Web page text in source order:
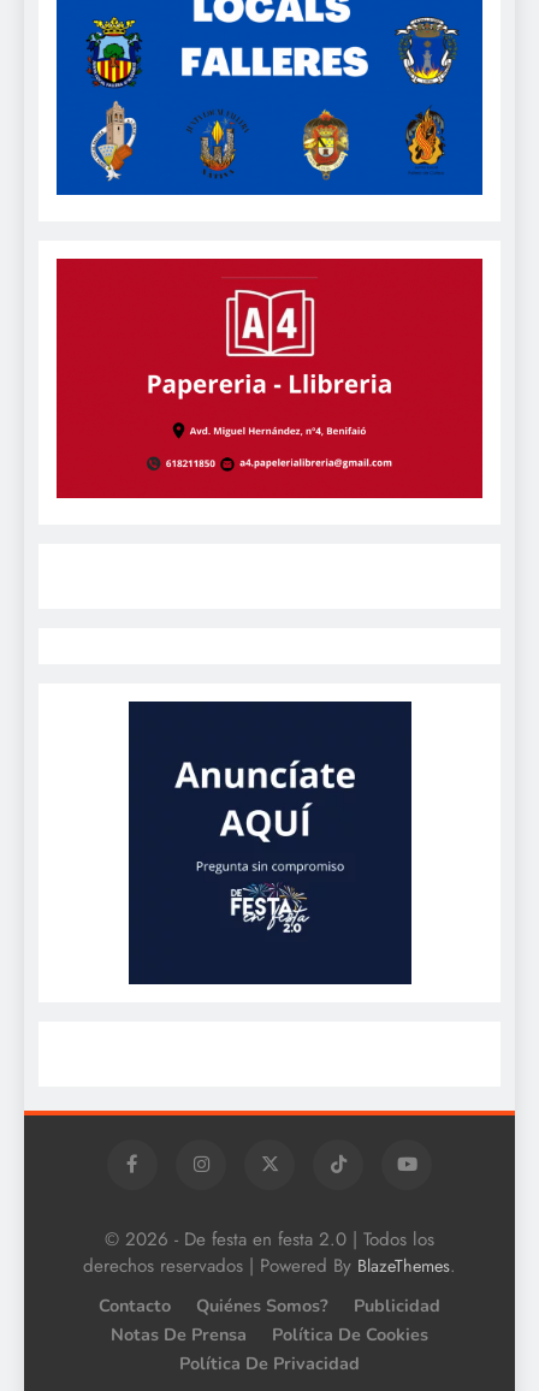
© 2026 - De festa en festa 2.0 | Todos los
derechos reservados | Powered By BlazeThemes.
Contacto Quiénes Somos?
Publicidad
Notas De Prensa
Política De Cookies
Política De Privacidad